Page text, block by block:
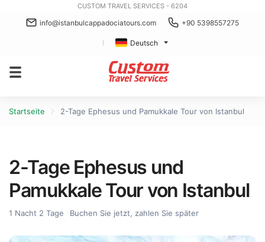
CUSTOM TRAVEL SERVICES - 6204
info@istanbulcappadociatours.com +90 5398557275
Deutsch
Startseite 2-Tage Ephesus und Pamukkale Tour von Istanbul
2-Tage Ephesus und
Pamukkale Tour von Istanbul
1 Nacht 2 Tage Buchen Sie jetzt, zahlen Sie später